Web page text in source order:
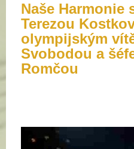
Naše Harmonie
Terezou
olympijským
Svobodou a
Romčou